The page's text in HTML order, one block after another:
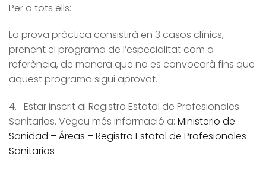
Per a tots ells:
La prova pràctica consistirà en 3 casos clínics,
prenent el programa de l’especialitat com a
referència, de manera que no es convocarà fins que
aquest programa sigui aprovat.
4.- Estar inscrit al Registro Estatal de Profesionales
Sanitarios. Vegeu més informació a: Ministerio de
Sanidad – Áreas – Registro Estatal de Profesionales
Sanitarios